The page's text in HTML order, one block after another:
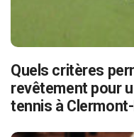
Quels critères
revêtement pour
tennis à